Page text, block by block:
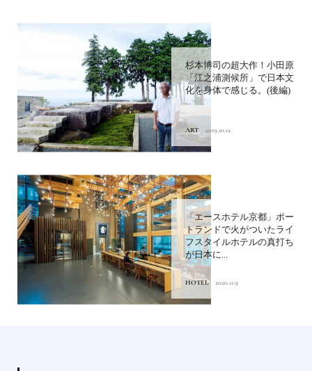
杉本博司の超大作！小田原
「江之浦測候所」で日本文
化を身体で感じる。(後編)
ART 2019.10.12
「エースホテル京都」ポー
トランドで火がついたライ
フスタイルホテルの真打ち
が日本に...
HOTEL 2020.11.9